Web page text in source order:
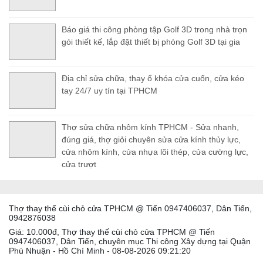
Báo giá thi công phòng tập Golf 3D trong nhà trọn
gói thiết kế, lắp đặt thiết bị phòng Golf 3D tại gia
Địa chỉ sửa chữa, thay ổ khóa cửa cuốn, cửa kéo
tay 24/7 uy tín tại TPHCM
Thợ sửa chữa nhôm kính TPHCM - Sửa nhanh,
đúng giá, thợ giỏi chuyên sửa cửa kính thủy lực,
cửa nhôm kính, cửa nhựa lõi thép, cửa cường lực,
cửa trượt
Thợ thay thế cùi chỏ cửa TPHCM @ Tiến 0947406037, Dân Tiến,
0942876038
Giá: 10.000đ, Thợ thay thế cùi chỏ cửa TPHCM @ Tiến
0947406037, Dân Tiến, chuyên mục Thi công Xây dựng tại Quận
Phú Nhuận - Hồ Chí Minh - 08-08-2026 09:21:20